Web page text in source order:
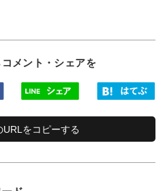
メント・シェアを
をコピーする